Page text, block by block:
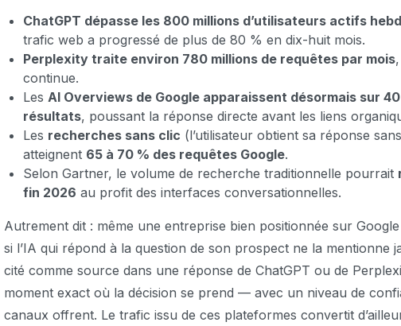
ChatGPT dépasse les 800 millions d’utilisateurs actifs
trafic web a progressé de plus de 80 % en dix-huit mois.
Perplexity traite environ 780 millions de requêtes par mois
continue.
Les AI Overviews de Google apparaissent désormais sur
résultats, poussant la réponse directe avant les liens
Les recherches sans clic (l’utilisateur obtient sa réponse
atteignent 65 à 70 % des requêtes Google.
Selon Gartner, le volume de recherche traditionnelle pourrait
fin 2026 au profit des interfaces conversationnelles.
Autrement dit : même une entreprise bien positionnée sur
si l’IA qui répond à la question de son prospect ne la mentionne
cité comme source dans une réponse de ChatGPT ou de
moment exact où la décision se prend — avec un niveau de
canaux offrent. Le trafic issu de ces plateformes convertit